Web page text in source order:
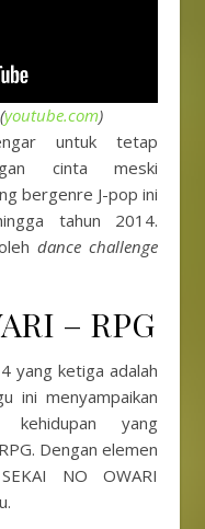
youtube.com)
untuk tetap
cinta meski
bergenre J-pop ini
tahun 2014.
dance challenge
– RPG
yang ketiga adalah
ini menyampaikan
kehidupan yang
Dengan elemen
NO OWARI